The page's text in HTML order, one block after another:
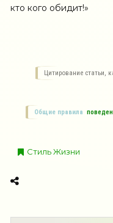
кто кого обидит!»
Цитирование статьи,
Общие правила
Стиль Жизни